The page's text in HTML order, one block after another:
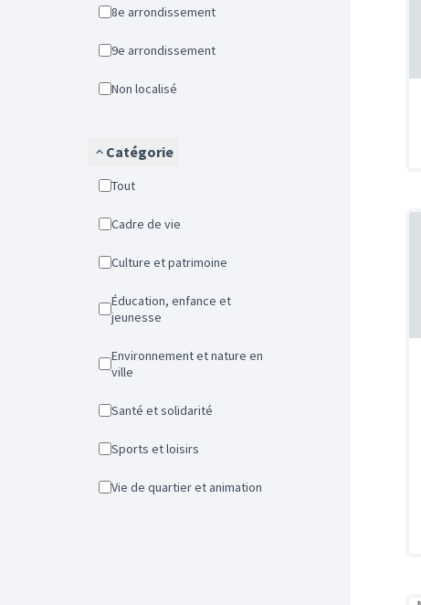
8e arrondissement
9e arrondissement
Non localisé
Catégorie
Tout
Cadre de vie
Culture et patrimoine
Éducation, enfance et
jeunesse
Environnement et nature en
ville
Santé et solidarité
Sports et loisirs
Vie de quartier et animation